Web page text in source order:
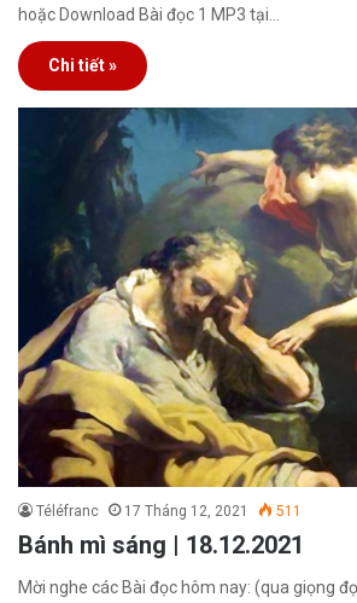
hoặc Download Bài đọc 1 MP3 tại…
Chi tiết »
Téléfranc 17 Tháng 12, 2021 511
Bánh mì sáng | 18.12.2021
Mời nghe các Bài đọc hôm nay: (qua giọng